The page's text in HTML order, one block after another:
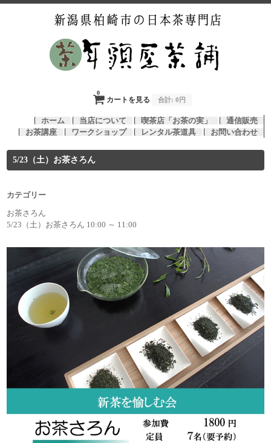
カートを見る
0
合計: 0円
ホーム 当店について 喫茶店「お茶の実」
通信販売
お茶講座
ワークショップ レンタル茶道具 お問い合わせ
5/23（土）お茶さろん
カテゴリー
お茶さろん
5/23（土）お茶さろん 10:00 ～ 11:00